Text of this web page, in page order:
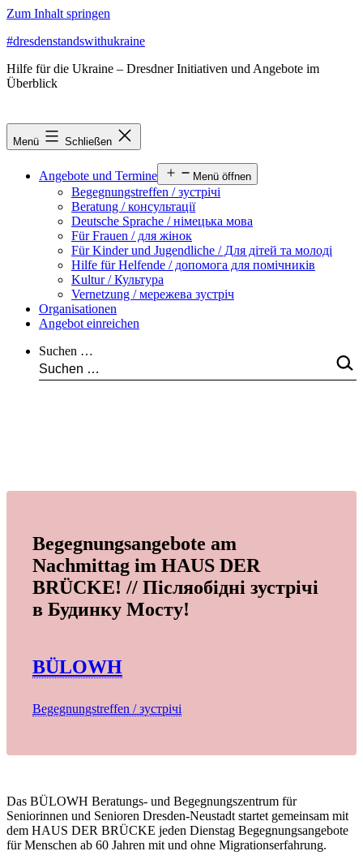
Zum Inhalt springen
#dresdenstandswithukraine
Hilfe für die Ukraine – Dresdner Initiativen und Angebote im
Überblick
Menü Schließen
Angebote und Termine Menü öffnen
Begegnungstreffen / зустрічі
Beratung / консультації
Deutsche Sprache / німецька мова
Für Frauen / для жінок
Für Kinder und Jugendliche / Для дітей та молоді
Hilfe für Helfende / допомога для помічників
Kultur / Культура
Vernetzung / мережева зустріч
Organisationen
Angebot einreichen
Suchen …
Begegnungsangebote am
Nachmittag im HAUS DER
BRÜCKE! // Післяобідні зустрічі
в Будинку Мосту!
BÜLOWH
Begegnungstreffen / зустрічі
Das BÜLOWH Beratungs- und Begegnungszentrum für
Seniorinnen und Senioren Dresden-Neustadt startet gemeinsam mit
dem HAUS DER BRÜCKE jeden Dienstag Begegnungsangebote
für Menschen ab 60 Jahren mit und ohne Migrationserfahrung.